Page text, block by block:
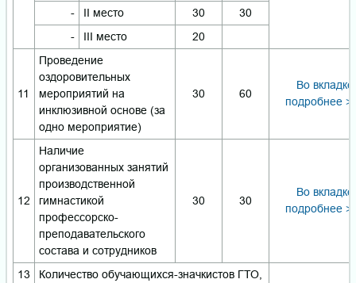
-
II место 30
30
-
III место 20
11
Проведение
оздоровительных
мероприятий на
инклюзивной основе (за
одно мероприятие)
30 60
Во вкладке
подробнее
12
Наличие
организованных занятий
производственной
гимнастикой
профессорско-
преподавательского
состава и сотрудников
30 30
Во вкладке
подробнее
13
Количество обучающихся-значкистов ГТО,